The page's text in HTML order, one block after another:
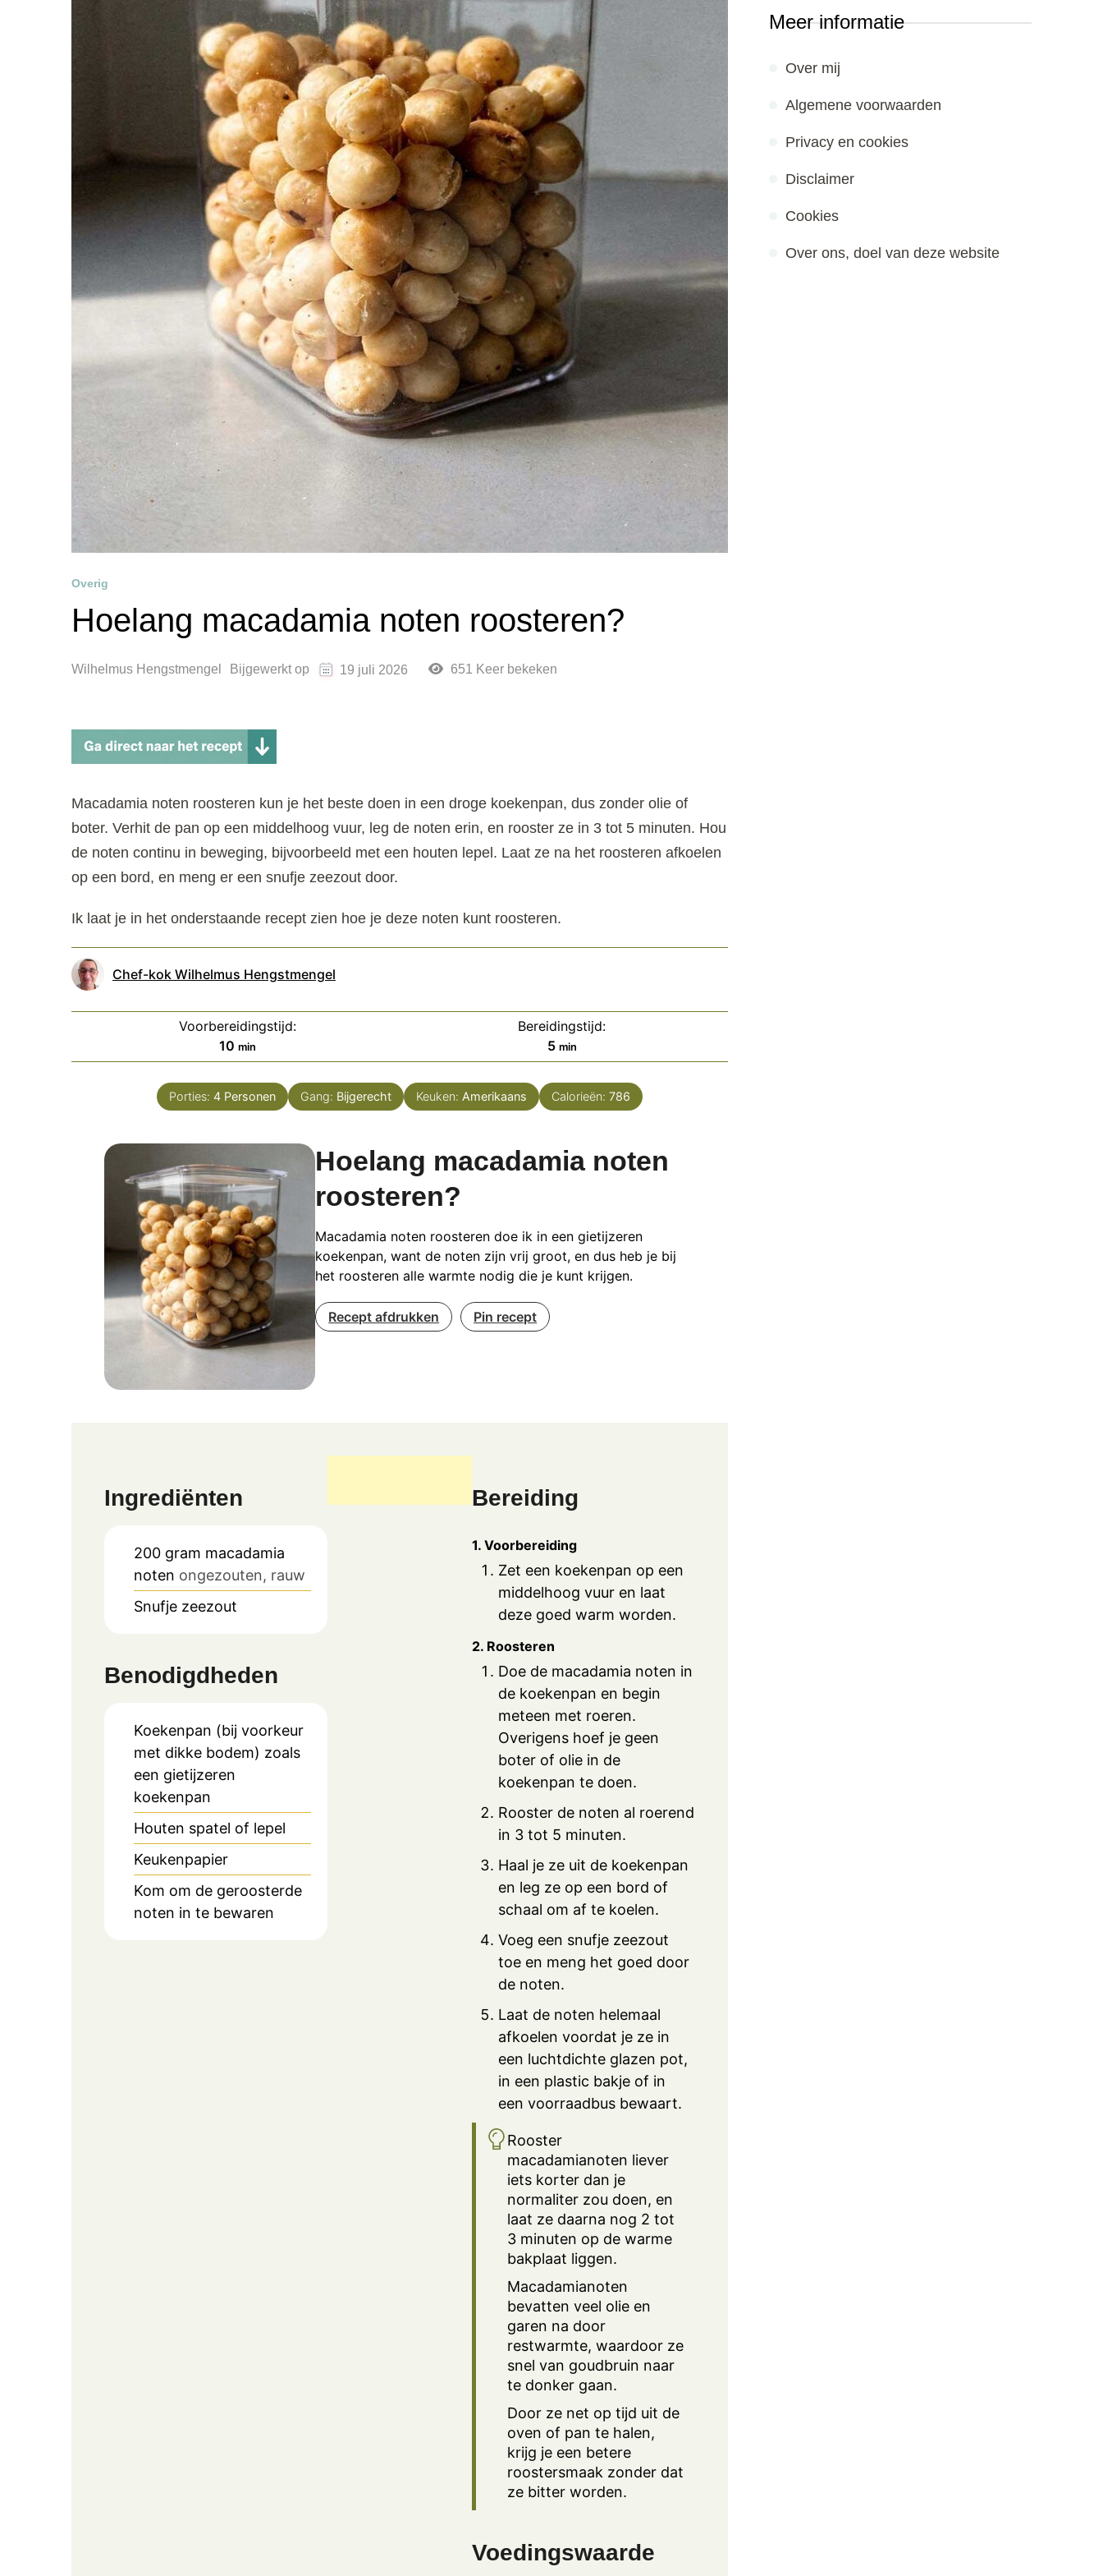
Overig
Hoelang macadamia noten roosteren?
Wilhelmus Hengstmengel Bijgewerkt op 19 juli 2026 651 Keer bekeken
Macadamia noten roosteren kun je het beste doen in een droge koekenpan, dus zonder olie of
boter. Verhit de pan op een middelhoog vuur, leg de noten erin, en rooster ze in 3 tot 5 minuten. Hou
de noten continu in beweging, bijvoorbeeld met een houten lepel. Laat ze na het roosteren afkoelen
op een bord, en meng er een snufje zeezout door.
Ik laat je in het onderstaande recept zien hoe je deze noten kunt roosteren.
Chef-kok Wilhelmus Hengstmengel
Voorbereidingstijd:
10 minuten
min
Bereidingstijd:
5minuten
min
Porties: 4 Personen Gang: Bijgerecht Keuken: Amerikaans Calorieën: 786
Hoelang macadamia noten
roosteren?
Macadamia noten roosteren doe ik in een gietijzeren
koekenpan, want de noten zijn vrij groot, en dus heb je bij
het roosteren alle warmte nodig die je kunt krijgen.
Recept afdrukken Pin recept
Ingrediënten
200 gram macadamia
noten ongezouten, rauw
Snufje zeezout
Benodigdheden
Koekenpan (bij voorkeur
met dikke bodem) zoals
een gietijzeren
koekenpan
Houten spatel of lepel
Keukenpapier
Kom om de geroosterde
noten in te bewaren
Bereiding
1. Voorbereiding
Zet een koekenpan op een
middelhoog vuur en laat
deze goed warm worden.
2. Roosteren
Doe de macadamia noten in
de koekenpan en begin
meteen met roeren.
Overigens hoef je geen
boter of olie in de
koekenpan te doen.
Rooster de noten al roerend
in 3 tot 5 minuten.
Haal je ze uit de koekenpan
en leg ze op een bord of
schaal om af te koelen.
Voeg een snufje zeezout
toe en meng het goed door
de noten.
Laat de noten helemaal
afkoelen voordat je ze in
een luchtdichte glazen pot,
in een plastic bakje of in
een voorraadbus bewaart.
Rooster
macadamianoten liever
iets korter dan je
normaliter zou doen, en
laat ze daarna nog 2 tot
3 minuten op de warme
bakplaat liggen.
Macadamianoten
bevatten veel olie en
garen na door
restwarmte, waardoor ze
snel van goudbruin naar
te donker gaan.
Door ze net op tijd uit de
oven of pan te halen,
krijg je een betere
roostersmaak zonder dat
ze bitter worden.
Voedingswaarde
Meer informatie
Over mij
Algemene voorwaarden
Privacy en cookies
Disclaimer
Cookies
Over ons, doel van deze website